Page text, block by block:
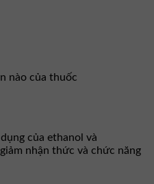
nào của thuốc
của ethanol và
nhận thức và chức năng